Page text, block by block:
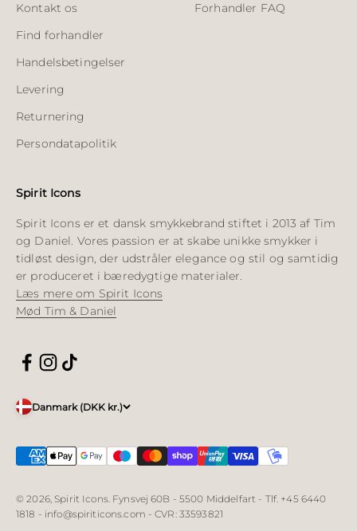
Kontakt os
Find forhandler
Handelsbetingelser
Levering
Returnering
Persondatapolitik
Forhandler FAQ
Spirit Icons
Spirit Icons er et dansk smykkebrand stiftet i 2013 af Tim
og Daniel. Vores passion er at skabe unikke smykker i
tidløst design, der udstråler elegance og stil og samtidig
er produceret i bæredygtige materialer.
Læs mere om Spirit Icons
Mød Tim & Daniel
Danmark (DKK kr.)
© 2026, Spirit Icons. Fynsvej 60B - 5500 Middelfart - Tlf. +45 6440
1818 - info@spiriticons.com - CVR: 33593821